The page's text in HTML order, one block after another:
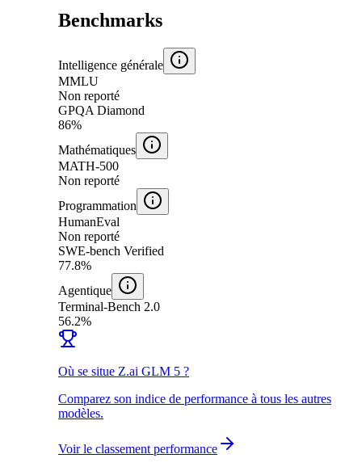
Benchmarks
Intelligence générale
MMLU
Non reporté
GPQA Diamond
86%
Mathématiques
MATH-500
Non reporté
Programmation
HumanEval
Non reporté
SWE-bench Verified
77.8%
Agentique
Terminal-Bench 2.0
56.2%
Où se situe Z.ai GLM 5 ?
Comparez son indice de performance à tous les autres
modèles.
Voir le classement performance